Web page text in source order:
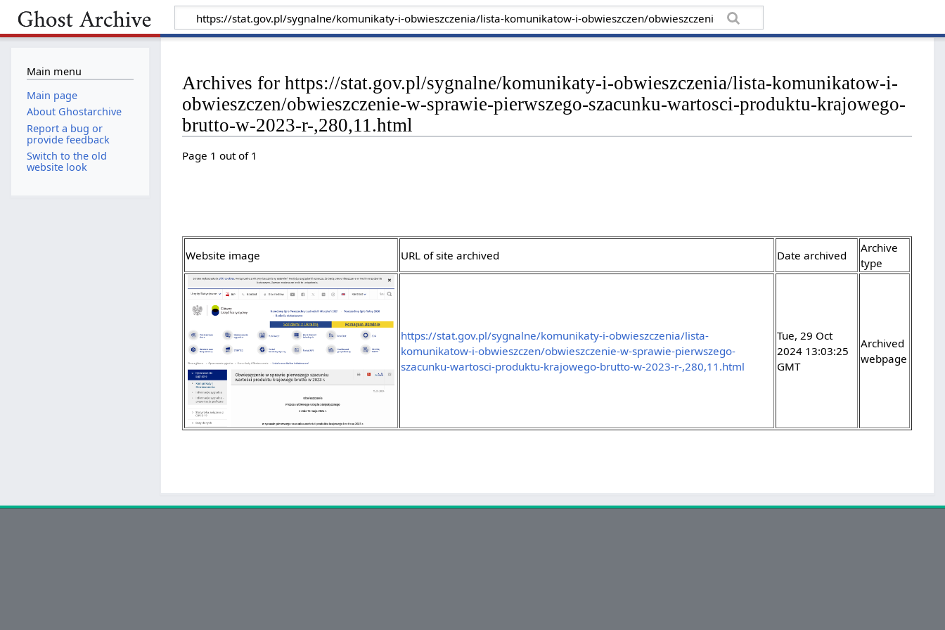
Archives for https://stat.gov.pl/sygnalne/komunikaty-i-obwieszczenia/lista-komunikatow-i-
obwieszczen/obwieszczenie-w-sprawie-pierwszego-szacunku-wartosci-produktu-krajowego-
brutto-w-2023-r-,280,11.html
Page 1 out of 1
Website image URL of site archived Date archived
Archive
type
https://stat.gov.pl/sygnalne/komunikaty-i-obwieszczenia/lista-
komunikatow-i-obwieszczen/obwieszczenie-w-sprawie-pierwszego-
szacunku-wartosci-produktu-krajowego-brutto-w-2023-r-,280,11.html
Tue, 29 Oct
2024 13:03:25
GMT
Archived
webpage
Main menu
Main page
About Ghostarchive
Report a bug or
provide feedback
Switch to the old
website look